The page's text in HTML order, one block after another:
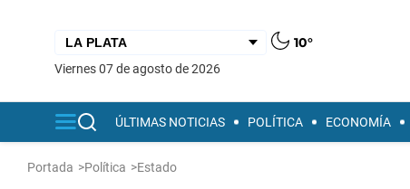
10°
viernes 07 de agosto de 2026
ÚLTIMAS NOTICIAS POLÍTICA ECONOMÍA
Portada >Política >Estado